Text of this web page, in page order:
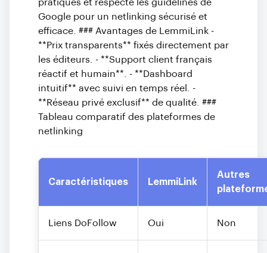
pratiques et respecte les guidelines de
Google pour un netlinking sécurisé et
efficace. ### Avantages de LemmiLink -
**Prix transparents** fixés directement par
les éditeurs. - **Support client français
réactif et humain**. - **Dashboard
intuitif** avec suivi en temps réel. -
**Réseau privé exclusif** de qualité. ###
Tableau comparatif des plateformes de
netlinking
Caractéristiques LemmiLink
Autres
Liens DoFollow Oui Non